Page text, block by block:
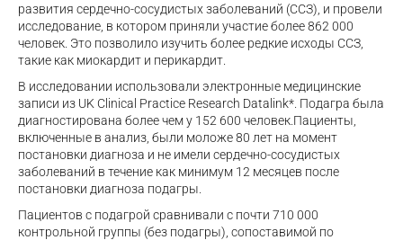
развития сердечно-сосудистых заболеваний (ССЗ), и провели
исследование, в котором приняли участие более 862 000
человек. Это позволило изучить более редкие исходы ССЗ,
такие как миокардит и перикардит.
В исследовании использовали электронные медицинские
записи из UK Clinical Practice Research Datalink*. Подагра была
диагностирована более чем у 152 600 человек.Пациенты,
включенные в анализ, были моложе 80 лет на момент
постановки диагноза и не имели сердечно-сосудистых
заболеваний в течение как минимум 12 месяцев после
постановки диагноза подагры.
Пациентов с подагрой сравнивали с почти 710 000
контрольной группы (без подагры), сопоставимой по